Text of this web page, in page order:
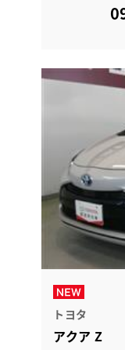
トヨタ
アクア Z